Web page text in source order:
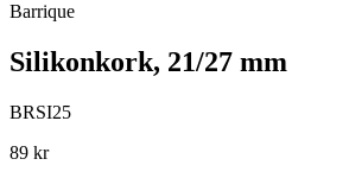
Barrique
Silikonkork, 21/27 mm
BRSI25
89 kr